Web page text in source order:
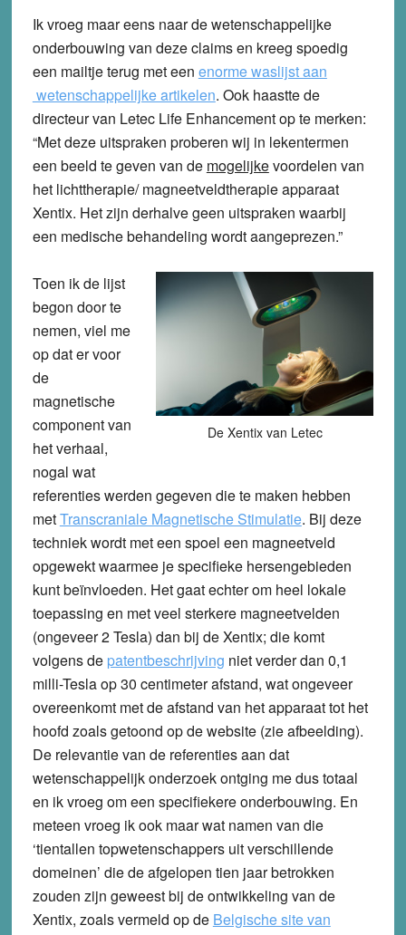
Ik vroeg maar eens naar de wetenschappelijke
onderbouwing van deze claims en kreeg spoedig
een mailtje terug met een enorme waslijst aan
wetenschappelijke artikelen. Ook haastte de
directeur van Letec Life Enhancement op te merken:
“Met deze uitspraken proberen wij in lekentermen
een beeld te geven van de mogelijkevoordelen van
het lichttherapie/ magneetveldtherapie apparaat
Xentix. Het zijn derhalve geen uitspraken waarbij
een medische behandeling wordt aangeprezen.”
De Xentix van Letec
Toen ik de lijst
begon door te
nemen, viel me
op dat er voor
de
magnetische
component van
het verhaal,
nogal wat
referenties werden gegeven die te maken hebben
metTranscraniale Magnetische Stimulatie. Bij deze
techniek wordt met een spoel een magneetveld
opgewekt waarmee je specifieke hersengebieden
kunt beïnvloeden. Het gaat echter om heel lokale
toepassing en met veel sterkere magneetvelden
(ongeveer 2 Tesla) dan bij de Xentix; die komt
volgens de patentbeschrijving niet verder dan 0,1
milli-Tesla op 30 centimeter afstand, wat ongeveer
overeenkomt met de afstand van het apparaat tot het
hoofd zoals getoond op de website (zie afbeelding).
De relevantie van de referenties aan dat
wetenschappelijk onderzoek ontging me dus totaal
en ik vroeg om een specifiekere onderbouwing. En
meteen vroeg ik ook maar wat namen van die
‘tientallen topwetenschappers uit verschillende
domeinen’ die de afgelopen tien jaar betrokken
zouden zijn geweest bij de ontwikkeling van de
Xentix, zoals vermeld op de Belgische site van